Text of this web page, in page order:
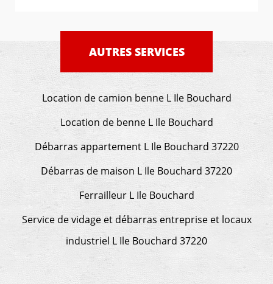
AUTRES SERVICES
Location de camion benne L Ile Bouchard
Location de benne L Ile Bouchard
Débarras appartement L Ile Bouchard 37220
Débarras de maison L Ile Bouchard 37220
Ferrailleur L Ile Bouchard
Service de vidage et débarras entreprise et locaux
industriel L Ile Bouchard 37220